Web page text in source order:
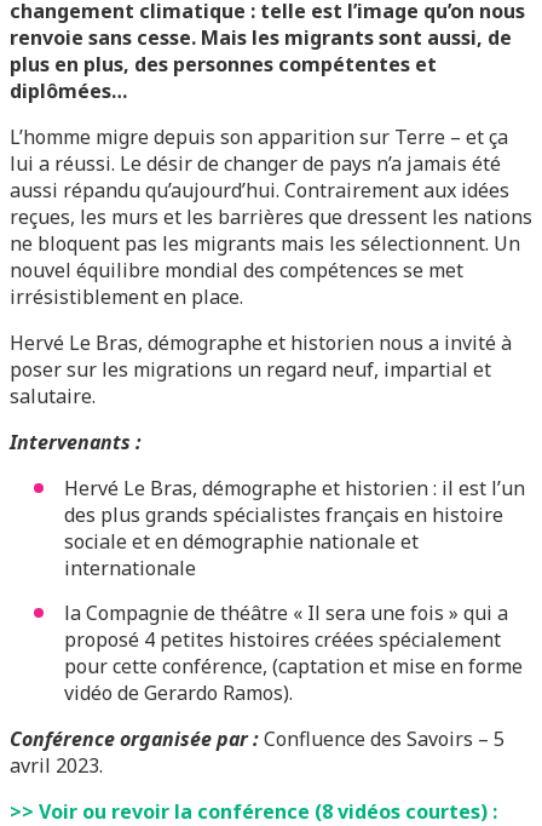
changement climatique : telle est l’image qu’on nous
renvoie sans cesse. Mais les migrants sont aussi, de
plus en plus, des personnes compétentes et
diplômées…
L’homme migre depuis son apparition sur Terre – et ça
lui a réussi. Le désir de changer de pays n’a jamais été
aussi répandu qu’aujourd’hui. Contrairement aux idées
reçues, les murs et les barrières que dressent les nations
ne bloquent pas les migrants mais les sélectionnent. Un
nouvel équilibre mondial des compétences se met
irrésistiblement en place.
Hervé Le Bras, démographe et historien nous a invité à
poser sur les migrations un regard neuf, impartial et
salutaire.
Intervenants :
Hervé Le Bras, démographe et historien : il est l’un
des plus grands spécialistes français en histoire
sociale et en démographie nationale et
internationale
la Compagnie de théâtre « Il sera une fois » qui a
proposé 4 petites histoires créées spécialement
pour cette conférence, (captation et mise en forme
vidéo de Gerardo Ramos).
Conférence organisée par :Confluence des Savoirs – 5
avril 2023.
>> Voir ou revoir la conférence (8 vidéos courtes) :